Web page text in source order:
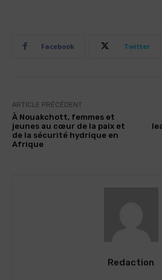
Facebook Twitter
ARTICLE PRÉCÉDENT
À Nouakchott, femmes et
jeunes au cœur de la paix et
de la sécurité hydrique en
Afrique
Redaction